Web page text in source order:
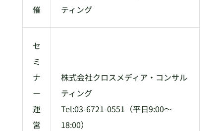
催
ティング
セ
ミ
ナ
ー
運
営
株式会社クロスメディア・コンサル
ティング
Tel:03-6721-0551（平日9:00～
18:00）